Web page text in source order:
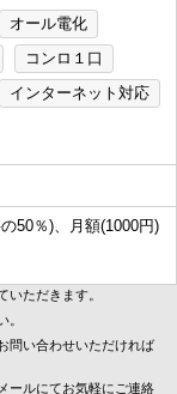
オール電化
コンロ１口
インターネット対応
50％)、月額(1000円)
いただきます。
。
問い合わせいただければ
ールにてお気軽にご連絡